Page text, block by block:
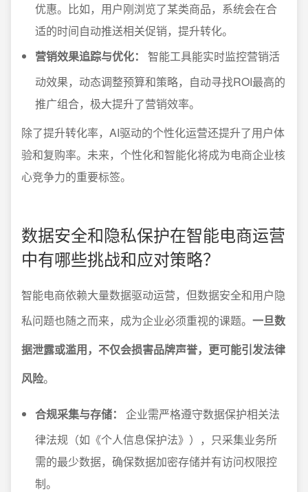
优惠。比如，用户刚浏览了某类商品，系统会在合
适的时间自动推送相关促销，提升转化。
营销效果追踪与优化：
智能工具能实时监控营销活
动效果，动态调整预算和策略，自动寻找ROI最高的
推广组合，极大提升了营销效率。
除了提升转化率，AI驱动的个性化运营还提升了用户体
验和复购率。未来，个性化和智能化将成为电商企业核
心竞争力的重要标签。
数据安全和隐私保护在智能电商运营
中有哪些挑战和应对策略？
智能电商依赖大量数据驱动运营，但数据安全和用户隐
私问题也随之而来，成为企业必须重视的课题。 一旦数
据泄露或滥用，不仅会损害品牌声誉，更可能引发法律
风险。
合规采集与存储：
企业需严格遵守数据保护相关法
律法规（如《个人信息保护法》），只采集业务所
需的最少数据，确保数据加密存储并有访问权限控
制。